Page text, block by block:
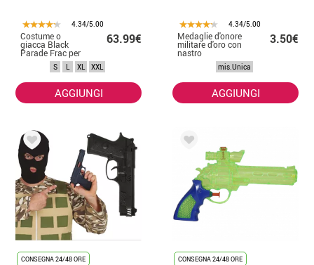
4.34/5.00
Costume o
giacca Black
Parade Frac per
63.99€
S L XL XXL
AGGIUNGI
4.34/5.00
Medaglie d'onore
militare d'oro con
nastro
3.50€
mis.Unica
AGGIUNGI
CONSEGNA 24/48 ORE
CONSEGNA 24/48 ORE